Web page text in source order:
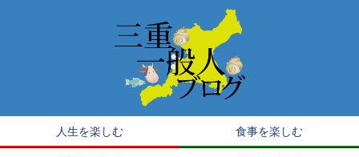
人生を楽しむ 食事を楽しむ